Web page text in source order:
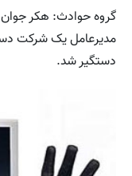
گروه حوادث: هکر
مدیرعامل یک شرکت
دستگیر شد.